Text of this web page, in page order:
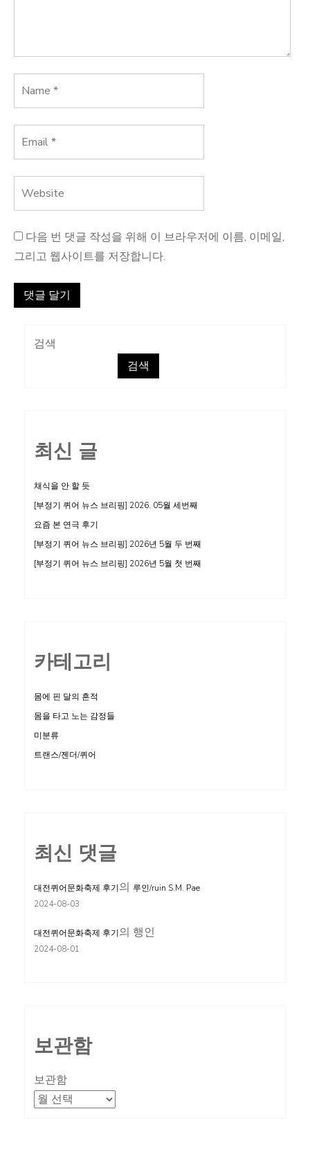
다음 번 댓글 작성을 위해 이 브라우저에 이름, 이메일,
그리고 웹사이트를 저장합니다.
검색
검색
최신 글
채식을 안 할 듯
[부정기 퀴어 뉴스 브리핑] 2026. 05월 세번째
요즘 본 연극 후기
[부정기 퀴어 뉴스 브리핑] 2026년 5월 두 번째
[부정기 퀴어 뉴스 브리핑] 2026년 5월 첫 번째
카테고리
몸에 핀 달의 흔적
몸을 타고 노는 감정들
미분류
트랜스/젠더/퀴어
최신 댓글
대전퀴어문화축제 후기의 루인/ruin S.M. Pae
2024-08-03
대전퀴어문화축제 후기의 행인
2024-08-01
보관함
보관함